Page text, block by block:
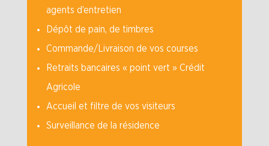
agents d’entretien
Dépôt de pain, de timbres
Commande/Livraison de vos courses
Retraits bancaires « point vert » Crédit
Agricole
Accueil et filtre de vos visiteurs
Surveillance de la résidence